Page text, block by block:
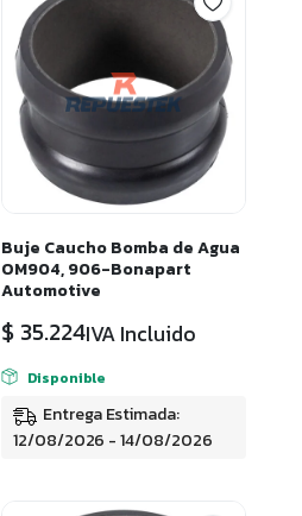
Buje Caucho Bomba de Agua
OM904, 906-Bonapart
Automotive
$35.224IVA Incluido
Disponible
Entrega Estimada:
12/08/2026 - 14/08/2026